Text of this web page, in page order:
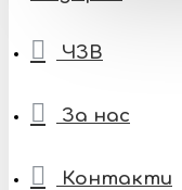
ЧЗВ
За нас
Контакти